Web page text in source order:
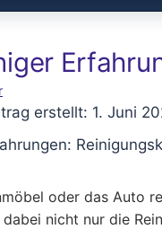
erstellt: 1. Juni
oder das Auto
nicht nur die